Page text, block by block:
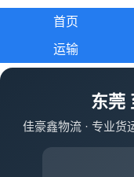
首页
运输
东莞
佳豪鑫物流 · 专业货